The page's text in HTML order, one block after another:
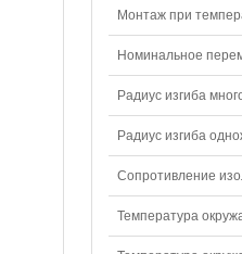
Монтаж при
Номинальное
Радиус изгиба
Радиус изгиба
Сопротивление
Температура